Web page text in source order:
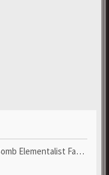
Fast - Grab POE Curren...